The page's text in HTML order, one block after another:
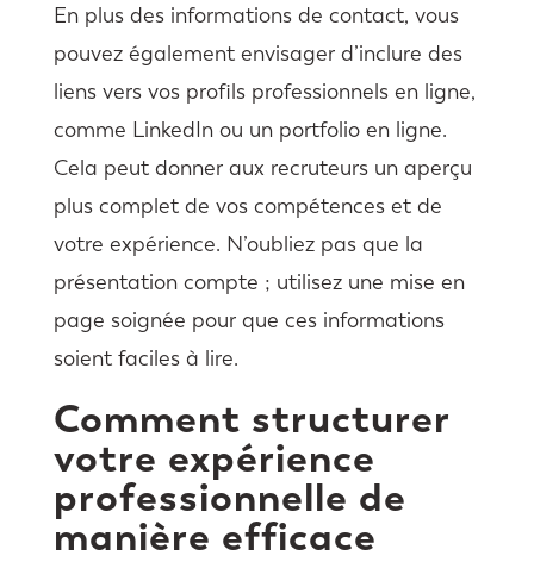
En plus des informations de contact, vous
pouvez également envisager d’inclure des
liens vers vos profils professionnels en ligne,
comme LinkedIn ou un portfolio en ligne.
Cela peut donner aux recruteurs un aperçu
plus complet de vos compétences et de
votre expérience. N’oubliez pas que la
présentation compte ; utilisez une mise en
page soignée pour que ces informations
soient faciles à lire.
Comment structurer
votre expérience
professionnelle de
manière efficace